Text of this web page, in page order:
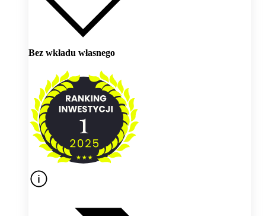
Bez wkładu własnego